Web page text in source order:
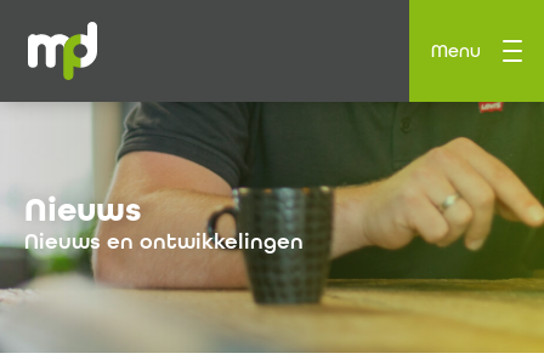
Menu
Nieuws
Nieuws en ontwikkelingen